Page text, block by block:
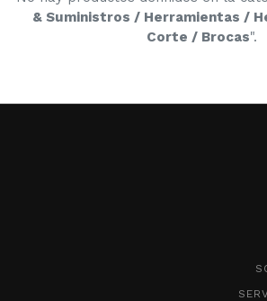
& Suministros / Herramientas /
Corte / Brocas".